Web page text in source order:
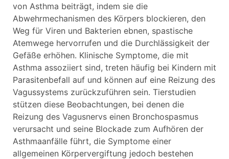
von Asthma beiträgt, indem sie die
Abwehrmechanismen des Körpers blockieren, den
Weg für Viren und Bakterien ebnen, spastische
Atemwege hervorrufen und die Durchlässigkeit der
Gefäße erhöhen. Klinische Symptome, die mit
Asthma assoziiert sind, treten häufig bei Kindern mit
Parasitenbefall auf und können auf eine Reizung des
Vagussystems zurückzuführen sein. Tierstudien
stützen diese Beobachtungen, bei denen die
Reizung des Vagusnervs einen Bronchospasmus
verursacht und seine Blockade zum Aufhören der
Asthmaanfälle führt, die Symptome einer
allgemeinen Körpervergiftung jedoch bestehen